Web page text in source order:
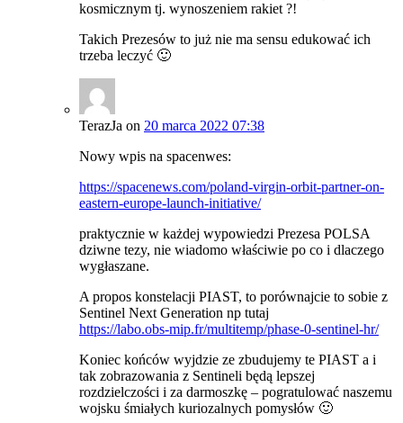
kosmicznym tj. wynoszeniem rakiet ?!
Takich Prezesów to już nie ma sensu edukować ich
trzeba leczyć 🙂
TerazJa on 20 marca 2022 07:38
Nowy wpis na spacenwes:
https://spacenews.com/poland-virgin-orbit-partner-on-
eastern-europe-launch-initiative/
praktycznie w każdej wypowiedzi Prezesa POLSA
dziwne tezy, nie wiadomo właściwie po co i dlaczego
wygłaszane.
A propos konstelacji PIAST, to porównajcie to sobie z
Sentinel Next Generation np tutaj
https://labo.obs-mip.fr/multitemp/phase-0-sentinel-hr/
Koniec końców wyjdzie ze zbudujemy te PIAST a i
tak zobrazowania z Sentineli będą lepszej
rozdzielczości i za darmoszkę – pogratulować naszemu
wojsku śmiałych kuriozalnych pomysłów 🙂